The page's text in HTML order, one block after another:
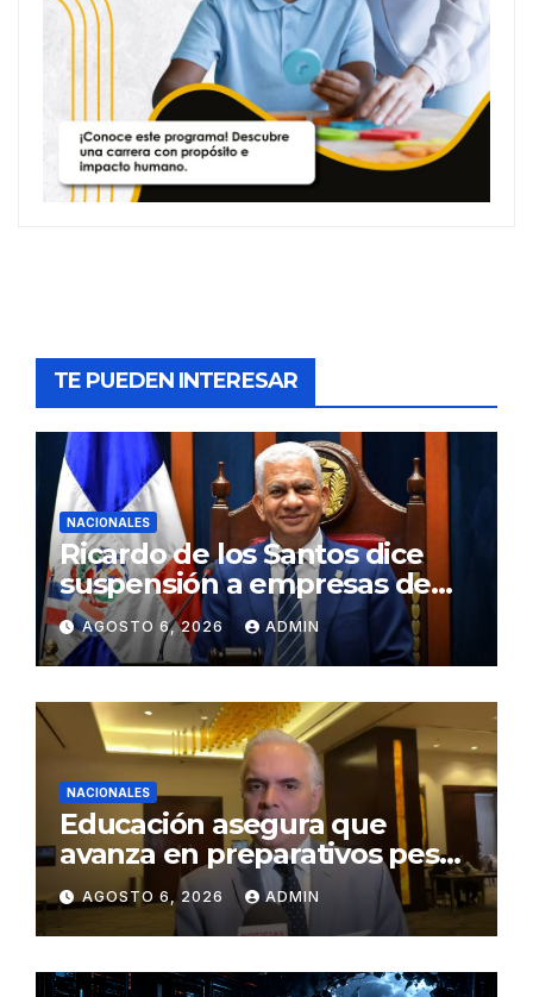
TE PUEDEN INTERESAR
NACIONALES
Ricardo de los Santos dice
suspensión a empresas de
senadores no es una sanción
AGOSTO 6, 2026 ADMIN
NACIONALES
Educación asegura que
avanza en preparativos pese
a denuncias por falta de
aulas y maestros
AGOSTO 6, 2026 ADMIN